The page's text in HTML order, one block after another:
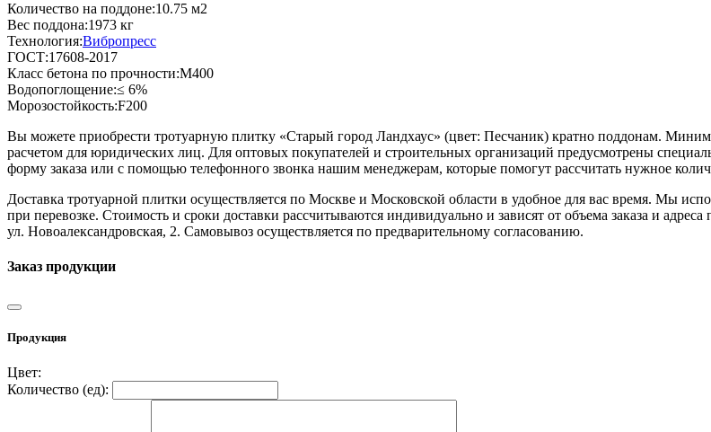
Количество на поддоне:10.75 м2
Вес поддона:1973 кг
Технология:Вибропресс
ГОСТ:17608-2017
Класс бетона по прочности:М400
Водопоглощение:≤ 6%
Морозостойкость:F200
Вы можете приобрести тротуарную плитку «Старый город Ландхаус» (цвет: Песчаник) кратно поддонам.
расчетом для юридических лиц. Для оптовых покупателей и строительных организаций предусмотрены
форму заказа или с помощью телефонного звонка нашим менеджерам, которые помогут рассчитать нужное
Доставка тротуарной плитки осуществляется по Москве и Московской области в удобное для вас время. Мы
при перевозке. Стоимость и сроки доставки рассчитываются индивидуально и зависят от объема заказа и
ул. Новоалександровская, 2. Самовывоз осуществляется по предварительному согласованию.
Заказ продукции
Продукция
Цвет:
Количество (ед):